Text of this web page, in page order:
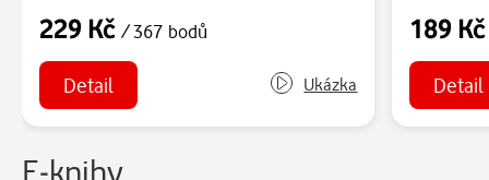
229 Kč / 367 bodů
Detail Ukázka
189
Detail
E-knihy